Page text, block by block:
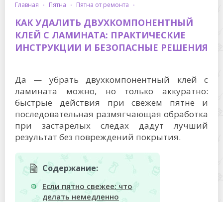
главная · пятна · пятна от ремонта ·
КАК УДАЛИТЬ ДВУХКОМПОНЕНТНЫЙ
КЛЕЙ С ЛАМИНАТА: ПРАКТИЧЕСКИЕ
ИНСТРУКЦИИ И БЕЗОПАСНЫЕ РЕШЕНИЯ
Да — убрать двухкомпонентный клей с
ламината можно, но только аккуратно:
быстрые действия при свежем пятне и
последовательная размягчающая обработка
при застарелых следах дадут лучший
результат без повреждений покрытия.
Содержание:
Если пятно свежее: что
делать немедленно